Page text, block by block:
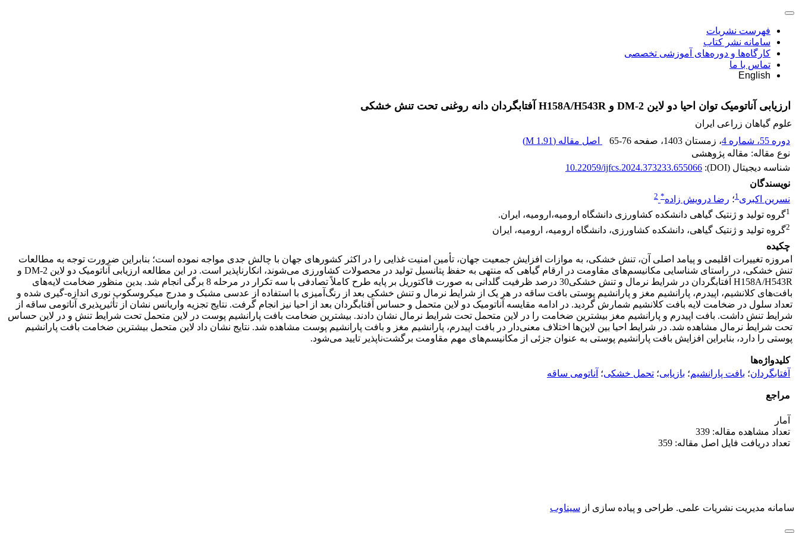
فهرست نشریات
سامانه نشر کتاب
کارگاه‌ها و دوره‌های آموزشی تخصصی
تماس با ما
English
ارزیابی آناتومیک توان احیا دو لاین DM-2 و H158A/H543R آفتابگردان دانه روغنی تحت تنش خشکی
علوم گیاهان زراعی ایران
دوره 55، شماره 4
، زمستان 1403 ، صفحه 65-76 اصل مقاله (1.91 M
)
نوع مقاله: مقاله پژوهشی
شناسه دیجیتال (DOI):
10.22059/ijfcs.2024.373233.655066
نویسندگان
نسرین اکبری1؛ رضا درویش زاده*
2
1گروه تولید و ژنتیک گیاهی دانشکده کشاورزی دانشگاه ارومیه،ارومیه، ایران.
2گروه تولید و ژنتیک گیاهی، دانشکده کشاورزی، دانشگاه ارومیه، ارومیه، ایران
چکیده
امروزه تغییرات اقلیمی و پیامد اصلی آن، تنش خشکی، به موازات افزایش جمعیت جهان، تأمین امنیت غذایی را در اکثر کشور‌های جهان با چالش جدی مواجه نموده است؛ بنابراین ضرورت توجه به مطالعات
تنش خشکی، در راستای شناسایی مکانیسم‌های مقاومت در ارقام گیاهی که منتهی به حفظ پتانسیل تولید در محصولات کشاورزی می‌شوند، انکارناپذیر است. در این مطالعه ارزیابی آناتومیک دو لاین DM-2 و
H158A/H543R آفتابگردان در شرایط نرمال و تنش خشکی30 درصد ظرفیت گلدانی به صورت فاکتوریل بر پایه طرح کاملاً تصادفی با سه تکرار در مرحله 8 برگی انجام شد. بدین منظور ضخامت لایه‌های
بافت‌های کلانشیم، اپیدرم، پارانشیم مغز و پارانشیم پوستی بافت ساقه در هر یک از شرایط نرمال و تنش خشکی بعد از رنگ‌آمیزی با استفاده از عدسی مشبک و مدرج میکروسکوپ نوری اندازه-گیری شده و
تعداد سلول در ضخامت لایه بافت کلانشیم شمارش گردید. در ادامه مقایسه آناتومیک دو لاین متحمل و حساس آفتابگردان بعد از احیا نیز انجام گرفت. نتایج تجزیه واریانس نشان از تأثیر‌پذیری آناتومی ساقه از
شرایط تنش داشت. بافت اپیدرم و پارانشیم مغز بیشترین ضخامت را در لاین متحمل تحت شرایط نرمال نشان دادند. بیشترین ضخامت بافت پارانشیم پوست در لاین متحمل تحت شرایط تنش و در لاین حساس
تحت شرایط نرمال مشاهده شد. در شرایط احیا بین لاین‌ها اختلاف معنی‌دار در بافت اپیدرم، پارانشیم مغز و بافت پارانشیم پوست مشاهده شد. نتایج نشان داد لاین متحمل بیشترین ضخامت بافت پارانشیم
پوستی را دارد، بنابراین افزایش بافت پارانشیم پوستی به عنوان جزئی از مکانیسم‌های مهم مقاومت برگشت‌ناپذیر تایید می‌شود.
کلیدواژه‌ها
آفتابگردان؛ بافت پارانشیم؛ بازیابی؛ تحمل خشکی؛ آناتومی ساقه
مراجع
آمار
تعداد مشاهده مقاله: 339
تعداد دریافت فایل اصل مقاله: 359
سامانه مدیریت نشریات علمی. طراحی و پیاده سازی از سیناوب